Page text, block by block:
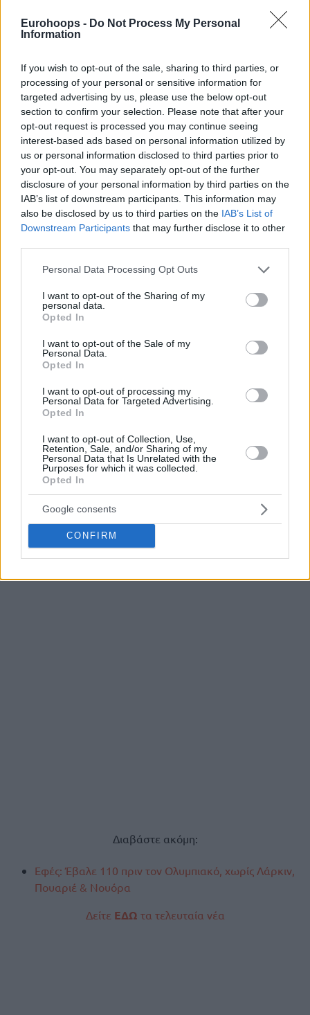
Eurohoops - Do Not Process My Personal
Information
If you wish to opt-out of the sale, sharing to third parties, or
processing of your personal or sensitive information for
targeted advertising by us, please use the below opt-out
section to confirm your selection. Please note that after your
opt-out request is processed you may continue seeing
interest-based ads based on personal information utilized by
us or personal information disclosed to third parties prior to
your opt-out. You may separately opt-out of the further
disclosure of your personal information by third parties on the
IAB’s list of downstream participants. This information may
also be disclosed by us to third parties on the IAB’s List of
Downstream Participants that may further disclose it to other
Please note that this website/app uses one or more Google
not limited to your visit or usage behaviour. You may click to
grant or deny consent to Google and its third-party tags to
use your data for below specified purposes in below Google
consent section.
Personal Data Processing Opt Outs
I want to opt-out of the Sharing of my
personal data.
Opted In
I want to opt-out of the Sale of my
Personal Data.
Opted In
I want to opt-out of processing my
Personal Data for Targeted Advertising.
Opted In
I want to opt-out of Collection, Use,
Retention, Sale, and/or Sharing of my
Personal Data that Is Unrelated with the
Purposes for which it was collected.
Opted In
Google consents
CONFIRM
ο οποίος είδε μόνο τονΝτέιβιντ ΜακΚόρμακ(21π. με
9/13δίπ., 7ρ.) από τη δική του να ξεπερνά τους 20
Μάρτιν Χέρμανσον(12π. με 1/5τρίπ., 6ασ., 2λ. σε 22′) κι ο
Ματέο Σπανιόλο(12π. με 0/1τρίπ., 4ασ. σε 23′)
συμπλήρωσαν το γκρουπ των διψήφιων απο πλευράς
Άλμπα Βερολίνου.
Τα δεκάλεπτα: 22-23, 40-40, 68-75, 97-92
Διαβάστε ακόμη:
Εφές: Έβαλε 110 πριν τον Ολυμπιακό, χωρίς Λάρκιν,
Πουαριέ & Νουόρα
Δείτε ΕΔΩ τα τελευταία νέα